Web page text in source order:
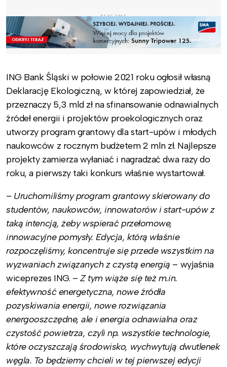
REKLAMA
ING Bank Śląski w połowie 2021 roku ogłosił własną
Deklarację Ekologiczną, w której zapowiedział, że
przeznaczy 5,3 mld zł na sfinansowanie odnawialnych
źródeł energii i projektów proekologicznych oraz
utworzy program grantowy dla start-upów i młodych
naukowców z rocznym budżetem 2 mln zł. Najlepsze
projekty zamierza wyłaniać i nagradzać dwa razy do
roku, a pierwszy taki konkurs właśnie wystartował.
– Uruchomiliśmy program grantowy skierowany do
studentów, naukowców, innowatorów i start-upów z
taką intencją, żeby wspierać przełomowe,
innowacyjne pomysły. Edycja, którą właśnie
rozpoczęliśmy, koncentruje się przede wszystkim na
wyzwaniach związanych z czystą energią – wyjaśnia
wiceprezes ING. – Z tym wiąże się też m.in.
efektywność energetyczna, nowe źródła
pozyskiwania energii, nowe rozwiązania
energooszczędne, ale i energia odnawialna oraz
czystość powietrza, czyli np. wszystkie technologie,
które oczyszczają środowisko, wychwytują dwutlenek
węgla. To będziemy chcieli w tej pierwszej edycji